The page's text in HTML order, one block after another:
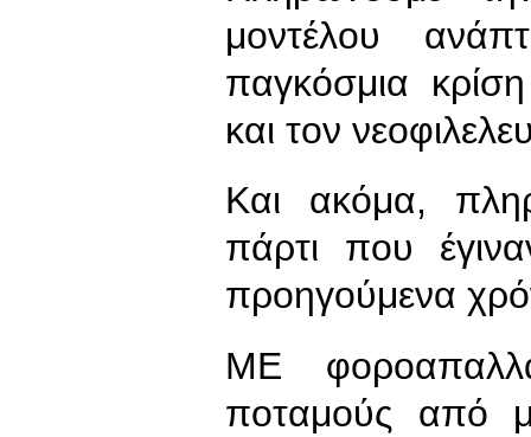
μοντέλου
παγκόσμια
και τον
Και ακόμα,
πάρτι που
προηγούμενα
ΜΕ
ποταμούς από